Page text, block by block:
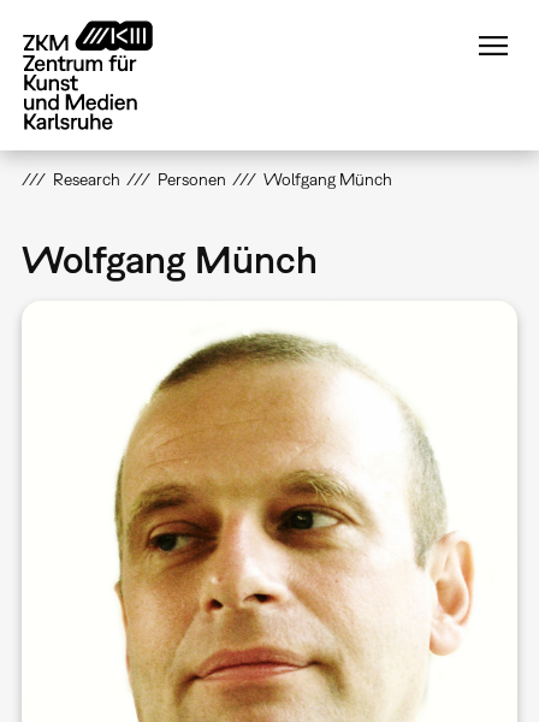
zum
Inhalt
Research Personen Wolfgang Münch
Wolfgang Münch